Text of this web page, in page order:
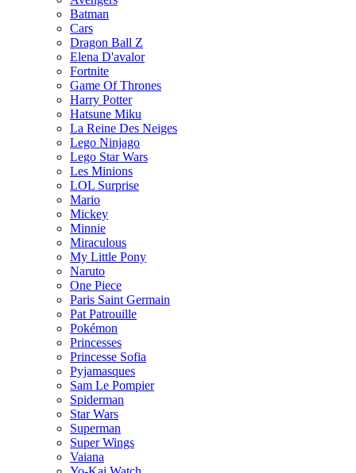
Batman
Cars
Dragon Ball Z
Elena D'avalor
Fortnite
Game Of Thrones
Harry Potter
Hatsune Miku
La Reine Des Neiges
Lego Ninjago
Lego Star Wars
Les Minions
LOL Surprise
Mario
Mickey
Minnie
Miraculous
My Little Pony
Naruto
One Piece
Paris Saint Germain
Pat Patrouille
Pokémon
Princesses
Princesse Sofia
Pyjamasques
Sam Le Pompier
Spiderman
Star Wars
Superman
Super Wings
Vaiana